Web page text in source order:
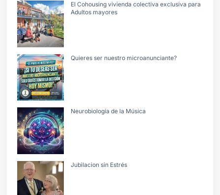
El Cohousing vivienda colectiva exclusiva para
Adultos mayores
Quieres ser nuestro microanunciante?
Neurobiología de la Música
Jubilacion sin Estrés